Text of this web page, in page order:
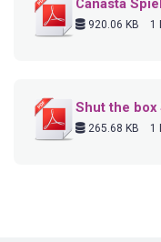
Canasta
920.06 KB 1
Shut the box
265.68 KB 1